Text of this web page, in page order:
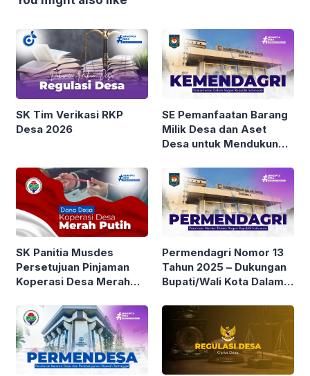
SK Tim Verikasi RKP
Desa 2026
SE Pemanfaatan Barang
Milik Desa dan Aset
Desa untuk Mendukung
Merah Putih
SK Panitia Musdes
Persetujuan Pinjaman
Koperasi Desa Merah
Permendagri Nomor 13
Tahun 2025 – Dukungan
Bupati/Wali Kota Dalam
Desa/Kelurahan Merah
Putih